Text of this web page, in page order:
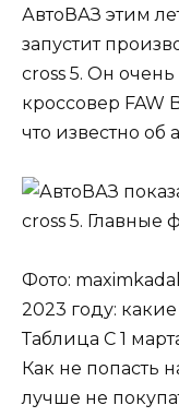
АвтоВАЗ этим
запустит
cross 5. Он
кроссовер FAW
что известно об
Фото:
2023 году:
Таблица С 1
Как не попасть
лучше не